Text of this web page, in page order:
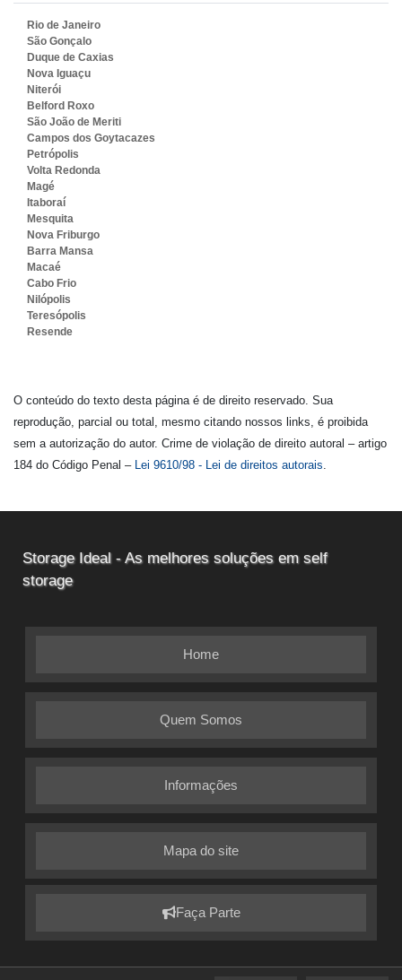
Rio de Janeiro
São Gonçalo
Duque de Caxias
Nova Iguaçu
Niterói
Belford Roxo
São João de Meriti
Campos dos Goytacazes
Petrópolis
Volta Redonda
Magé
Itaboraí
Mesquita
Nova Friburgo
Barra Mansa
Macaé
Cabo Frio
Nilópolis
Teresópolis
Resende
O conteúdo do texto desta página é de direito reservado. Sua
reprodução, parcial ou total, mesmo citando nossos links, é proibida
sem a autorização do autor. Crime de violação de direito autoral – artigo
184 do Código Penal – Lei 9610/98 - Lei de direitos autorais
Storage Ideal - As melhores soluções em self
storage
Home
Quem Somos
Informações
Mapa do site
Faça Parte